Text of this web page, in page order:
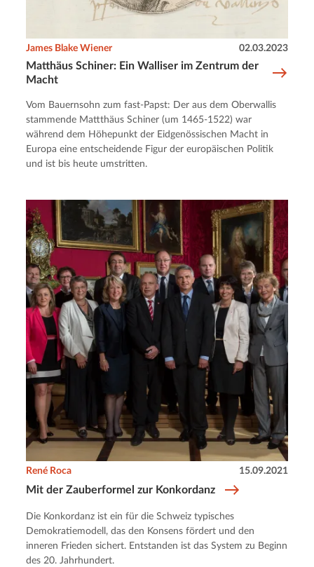
Matthäus Schiner: Ein Walliser im Zentrum der
Macht
James Blake Wiener 02.03.2023
Vom Bauernsohn zum fast-Papst: Der aus dem Oberwallis
stammende Mattthäus Schiner (um 1465-1522) war
während dem Höhepunkt der Eidgenössischen Macht in
Europa eine entscheidende Figur der europäischen Politik
und ist bis heute umstritten.
Mit der Zauberformel zur Konkordanz
René Roca 15.09.2021
Die Konkordanz ist ein für die Schweiz typisches
Demokratiemodell, das den Konsens fördert und den
inneren Frieden sichert. Entstanden ist das System zu Beginn
des 20. Jahrhundert.